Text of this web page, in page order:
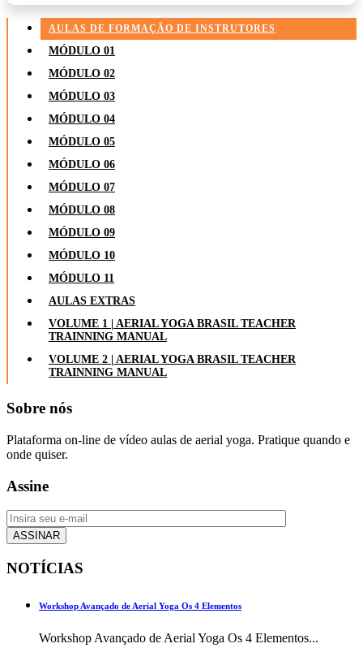
AULAS DE FORMAÇÃO DE INSTRUTORES
MÓDULO 01
MÓDULO 02
MÓDULO 03
MÓDULO 04
MÓDULO 05
MÓDULO 06
MÓDULO 07
MÓDULO 08
MÓDULO 09
MÓDULO 10
MÓDULO 11
AULAS EXTRAS
VOLUME 1 | AERIAL YOGA BRASIL TEACHER
TRAINNING MANUAL
VOLUME 2 | AERIAL YOGA BRASIL TEACHER
TRAINNING MANUAL
Sobre nós
Plataforma on-line de vídeo aulas de aerial yoga. Pratique quando e
onde quiser.
Assine
NOTÍCIAS
Workshop Avançado de Aerial Yoga Os 4 Elementos
Workshop Avançado de Aerial Yoga Os 4 Elementos...